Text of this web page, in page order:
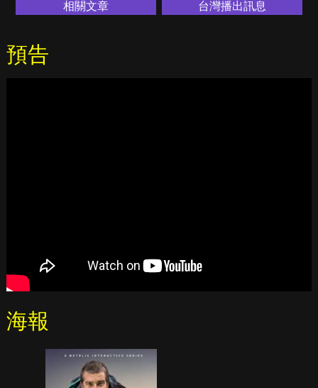
相關文章
台灣播出訊息
預告
海報